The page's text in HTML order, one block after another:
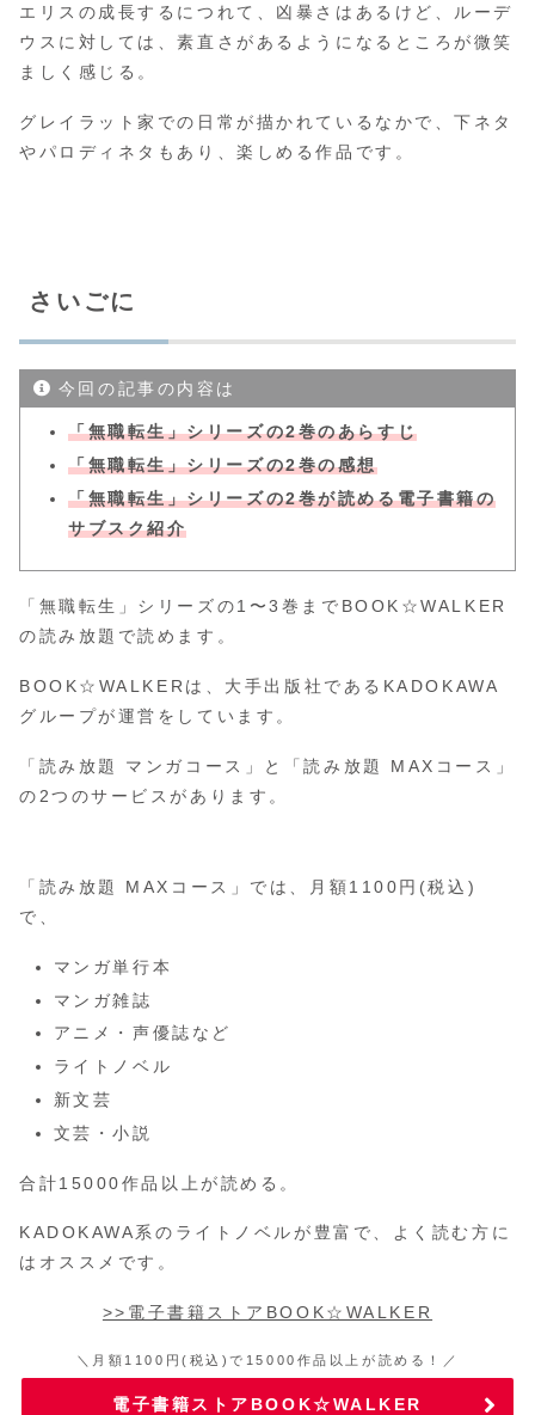
エリスの成長するにつれて、凶暴さはあるけど、ルーデ
ウスに対しては、素直さがあるようになるところが微笑
ましく感じる。
グレイラット家での日常が描かれているなかで、下ネタ
やパロディネタもあり、楽しめる作品です。
さいごに
今回の記事の内容は
「無職転生」シリーズの2巻のあらすじ
「無職転生」シリーズの2巻の感想
「無職転生」シリーズの2巻が読める電子書籍の
サブスク紹介
「無職転生」シリーズの1〜3巻までBOOK☆WALKER
の読み放題で読めます。
BOOK☆WALKERは、大手出版社であるKADOKAWA
グループが運営をしています。
「読み放題 マンガコース」と「読み放題 MAXコース」
の2つのサービスがあります。
「読み放題 MAXコース」では、月額1100円(税込)
で、
マンガ単行本
マンガ雑誌
アニメ・声優誌など
ライトノベル
新文芸
文芸・小説
合計15000作品以上が読める。
KADOKAWA系のライトノベルが豊富で、よく読む方に
はオススメです。
>>電子書籍ストアBOOK☆WALKER
＼月額1100円(税込)で15000作品以上が読める！／
電子書籍ストアBOOK☆WALKER